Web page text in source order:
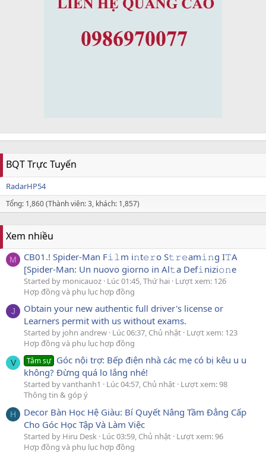
BQT Trực Tuyến
RadarHP54
Tổng: 1,860 (Thành viên: 3, khách: 1,857)
Xem nhiều
M
CB01.! Spider-Man F𝚒𝚕m i𝚗t𝚎𝚛o S𝚝𝚛𝚎am𝚒𝚗g I𝚃A
[Spider-Man: Un nuovo giorno in Al𝚝a Def𝚒nizi𝚘𝚗e
Started by monicauoz Lúc 01:45, Thứ hai Lượt xem: 126
Hợp đồng và phụ lục hợp đồng
J
Obtain your new authentic full driver's license or
Learners permit with us without exams.
Started by john andrew Lúc 06:37, Chủ nhật Lượt xem: 123
Hợp đồng và phụ lục hợp đồng
V Tâm sự Góc nội trợ: Bếp điện nhà các mẹ có bị kêu u u
không? Đừng quá lo lắng nhé!
Started by vanthanh1 Lúc 04:57, Chủ nhật Lượt xem: 98
Thông tin & góp ý
H
Decor Bàn Học Hệ Giàu: Bí Quyết Nâng Tầm Đẳng Cấp
Cho Góc Học Tập Và Làm Việc
Started by Hiru Desk Lúc 03:59, Chủ nhật Lượt xem: 96
Hợp đồng và phụ lục hợp đồng